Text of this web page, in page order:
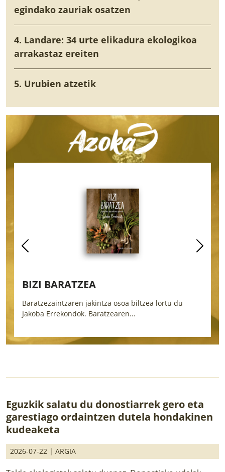
egindako zauriak osatzen
4. Landare: 34 urte elikadura ekologikoa
arrakastaz ereiten
5. Urubien atzetik
BIZI BARATZEA
Baratzezaintzaren jakintza osoa biltzea lortu du
Jakoba Errekondok. Baratzearen...
Eguzkik salatu du donostiarrek gero eta
garestiago ordaintzen dutela hondakinen
kudeaketa
2026-07-22 | ARGIA